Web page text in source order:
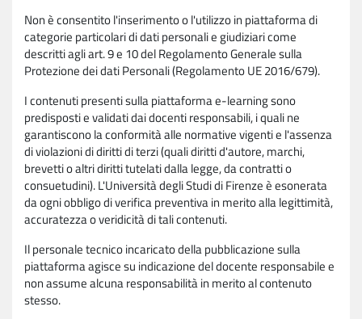
Non è consentito l'inserimento o l'utilizzo in piattaforma di
categorie particolari di dati personali e giudiziari come
descritti agli art. 9 e 10 del Regolamento Generale sulla
Protezione dei dati Personali (Regolamento UE 2016/679).
I contenuti presenti sulla piattaforma e-learning sono
predisposti e validati dai docenti responsabili, i quali ne
garantiscono la conformità alle normative vigenti e l'assenza
di violazioni di diritti di terzi (quali diritti d'autore, marchi,
brevetti o altri diritti tutelati dalla legge, da contratti o
consuetudini). L'Università degli Studi di Firenze è esonerata
da ogni obbligo di verifica preventiva in merito alla legittimità,
accuratezza o veridicità di tali contenuti.
Il personale tecnico incaricato della pubblicazione sulla
piattaforma agisce su indicazione del docente responsabile e
non assume alcuna responsabilità in merito al contenuto
stesso.